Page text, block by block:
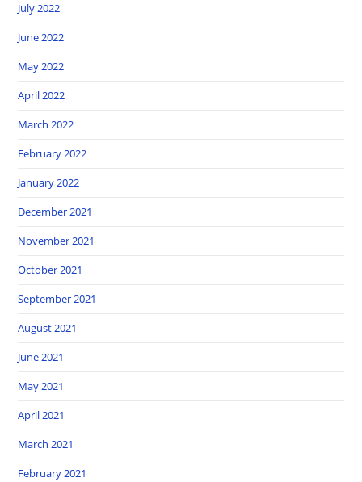
July 2022
June 2022
May 2022
April 2022
March 2022
February 2022
January 2022
December 2021
November 2021
October 2021
September 2021
August 2021
June 2021
May 2021
April 2021
March 2021
February 2021